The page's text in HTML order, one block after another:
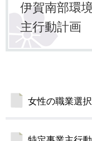
伊賀南部環
主行動計画
女性の職業選